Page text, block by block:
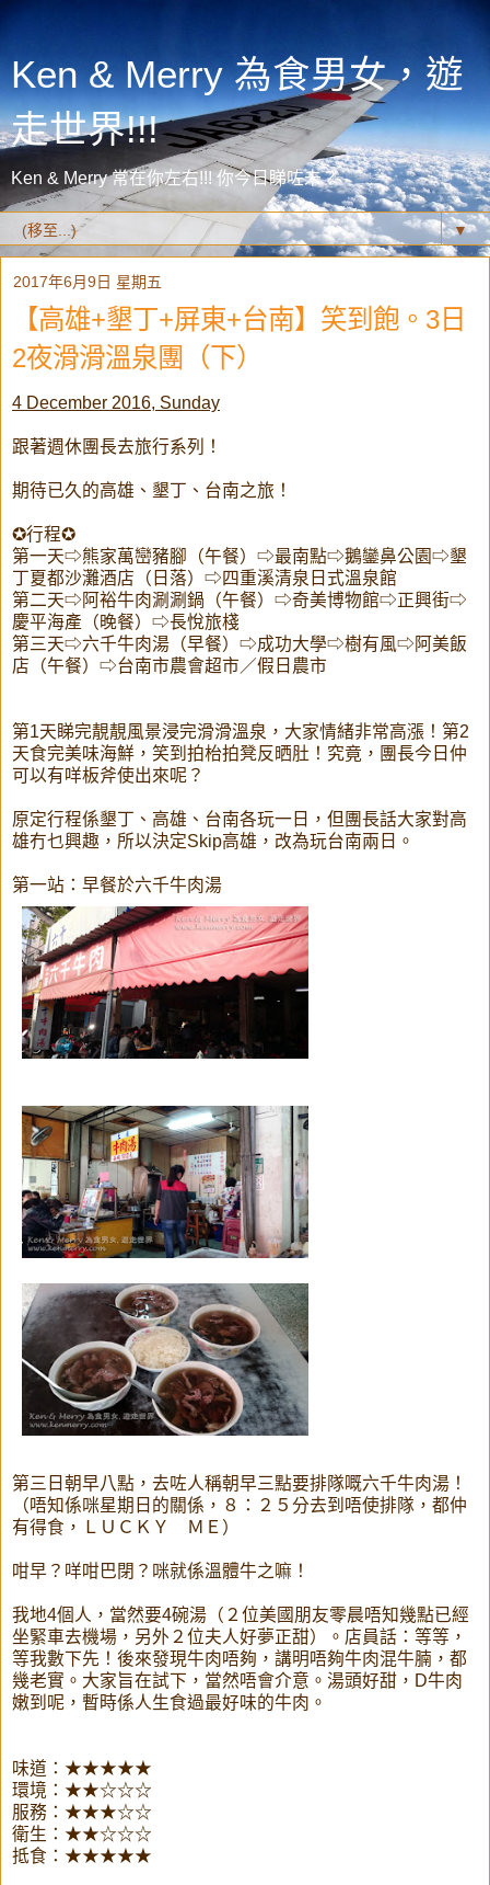
Ken & Merry 為食男女，遊
走世界!!!
Ken & Merry 常在你左右!!! 你今日睇咗未？
▼
2017年6月9日 星期五
【高雄+墾丁+屏東+台南】笑到飽。3日
2夜滑滑溫泉團（下）
4 December 2016, Sunday
跟著週休團長去旅行系列！
期待已久的高雄、墾丁、台南之旅！
✪行程✪
第一天⇨熊家萬巒豬腳（午餐）⇨最南點⇨鵝鑾鼻公園⇨墾
丁夏都沙灘酒店（日落）⇨四重溪清泉日式溫泉館
第二天⇨阿裕牛肉涮涮鍋（午餐）⇨奇美博物館⇨正興街⇨
慶平海產（晚餐）⇨長悅旅棧
第三天⇨六千牛肉湯（早餐）⇨成功大學⇨樹有風⇨阿美飯
店（午餐）⇨台南市農會超市／假日農市
第1天睇完靚靚風景浸完滑滑溫泉，大家情緒非常高漲！第2
天食完美味海鮮，笑到拍枱拍凳反晒肚！究竟，團長今日仲
可以有咩板斧使出來呢？
原定行程係墾丁、高雄、台南各玩一日，但團長話大家對高
雄冇乜興趣，所以決定Skip高雄，改為玩台南兩日。
第一站：早餐於六千牛肉湯
第三日朝早八點，去咗人稱朝早三點要排隊嘅六千牛肉湯！
（唔知係咪星期日的關係，８：２５分去到唔使排隊，都仲
有得食，ＬＵＣＫＹ ＭＥ）
咁早？咩咁巴閉？咪就係溫體牛之嘛！
我地4個人，當然要4碗湯（２位美國朋友零晨唔知幾點已經
坐緊車去機場，另外２位夫人好夢正甜）。店員話：等等，
等我數下先！後來發現牛肉唔夠，講明唔夠牛肉混牛腩，都
幾老實。大家旨在試下，當然唔會介意。湯頭好甜，D牛肉
嫩到呢，暫時係人生食過最好味的牛肉。
味道：★★★★★
環境：★★☆☆☆
服務：★★★☆☆
衛生：★★☆☆☆
抵食：★★★★★